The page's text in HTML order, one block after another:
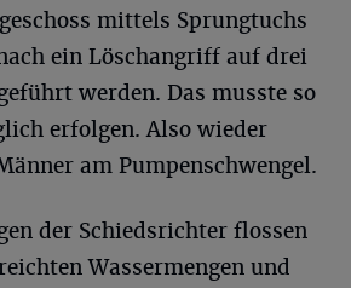
mittels Sprungtuchs
ein Löschangriff auf drei
werden. Das musste so
erfolgen. Also wieder
am Pumpenschwengel.
der Schiedsrichter flossen
Wassermengen und